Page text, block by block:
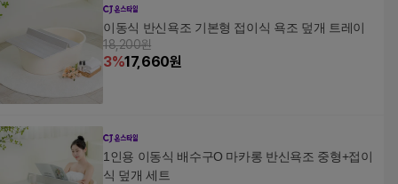
이동식 반신욕조 기본형 접이식 욕조 덮개 트레이
18,200원
3%17,660원
1인용 이동식 배수구O 마카롱 반신욕조 중형+접이
식 덮개 세트